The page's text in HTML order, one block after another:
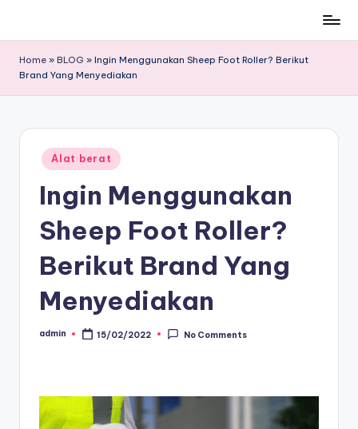
content
Home » BLOG » Ingin Menggunakan Sheep Foot Roller? Berikut
Brand Yang Menyediakan
Posted
in
Alat berat
Ingin Menggunakan
Sheep Foot Roller?
Berikut Brand Yang
Menyediakan
Posted
admin 15/02/2022 No Comments